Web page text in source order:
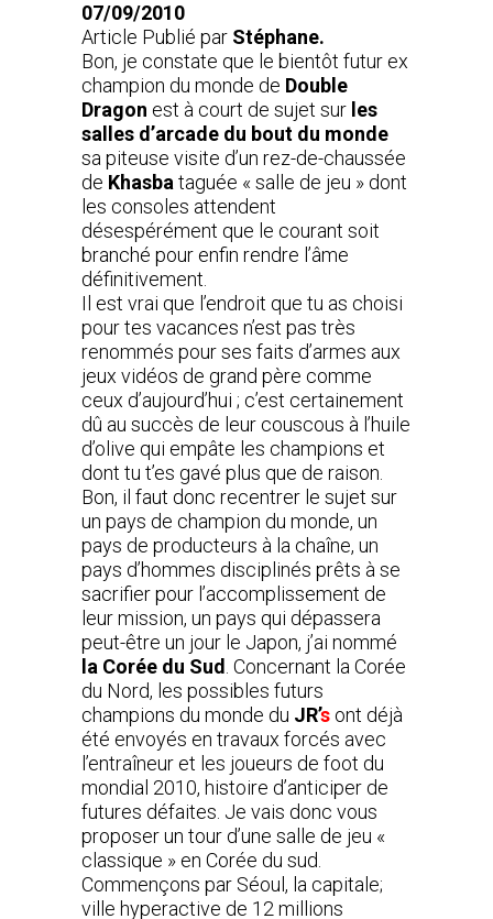
07/09/2010
Article Publié par Stéphane.
Bon, je constate que le bientôt futur ex
champion du monde de Double
Dragon est à court de sujet sur les
salles d’arcade du bout du monde
sa piteuse visite d’un rez-de-chaussée
de Khasba taguée « salle de jeu » dont
les consoles attendent
désespérément que le courant soit
branché pour enfin rendre l’âme
définitivement.
Il est vrai que l’endroit que tu as choisi
pour tes vacances n’est pas très
renommés pour ses faits d’armes aux
jeux vidéos de grand père comme
ceux d’aujourd’hui ; c’est certainement
dû au succès de leur couscous à l’huile
d’olive qui empâte les champions et
dont tu t’es gavé plus que de raison.
Bon, il faut donc recentrer le sujet sur
un pays de champion du monde, un
pays de producteurs à la chaîne, un
pays d’hommes disciplinés prêts à se
sacrifier pour l’accomplissement de
leur mission, un pays qui dépassera
peut-être un jour le Japon, j’ai nommé
la Corée du Sud . Concernant la Corée
du Nord, les possibles futurs
champions du monde du JR’s ont déjà
été envoyés en travaux forcés avec
l’entraîneur et les joueurs de foot du
mondial 2010, histoire d’anticiper de
futures défaites. Je vais donc vous
proposer un tour d’une salle de jeu «
classique » en Corée du sud.
Commençons par Séoul, la capitale;
ville hyperactive de 12 millions